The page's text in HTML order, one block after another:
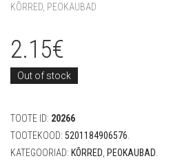
KÕRRED PEOKAUBAD
2.15€
Out of stock
TOOTE ID: 20266
TOOTEKOOD: 5201184906576
KATEGOORIAD: KÕRRED PEOKAUBAD